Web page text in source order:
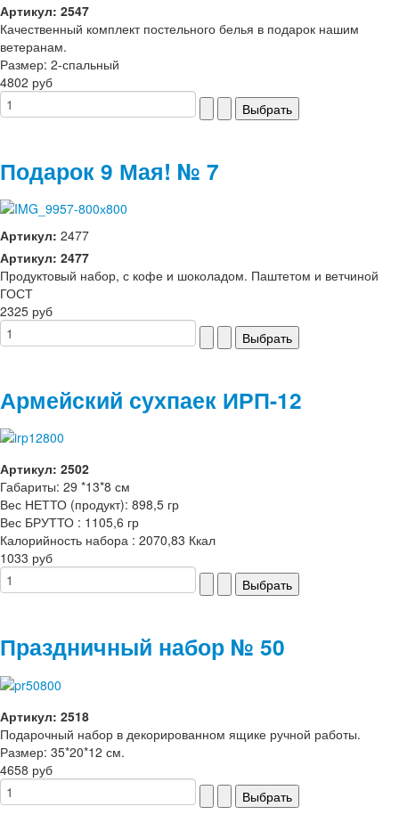
Артикул: 2547
Качественный комплект постельного белья в подарок нашим
ветеранам.
Размер: 2-спальный
4802 руб
Подарок 9 Мая! № 7
Артикул: 2477
Артикул: 2477
Продуктовый набор, с кофе и шоколадом. Паштетом и ветчиной
ГОСТ
2325 руб
Армейский сухпаек ИРП-12
Артикул: 2502
Габариты: 29 *13*8 см
Вес НЕТТО (продукт): 898,5 гр
Вес БРУТТО : 1105,6 гр
Калорийность набора : 2070,83 Ккал
1033 руб
Праздничный набор № 50
Артикул: 2518
Подарочный набор в декорированном ящике ручной работы.
Размер: 35*20*12 см.
4658 руб